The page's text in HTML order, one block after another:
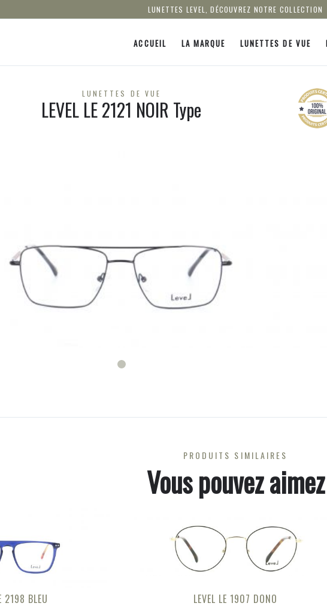
LUNETTES LEVEL, DÉCOUVREZ NOTRE COLLECTION
ACCUEIL LA MARQUE LUNETTES DE VUE
LUNETTES DE VUE
LEVEL LE 2121 NOIR Type
PRODUITS SIMILAIRES
Vous pouvez aimez
2198 BLEU LEVEL LE 1907 DONO